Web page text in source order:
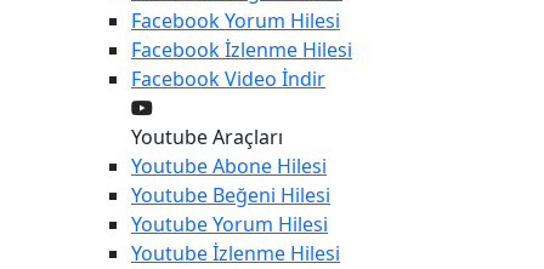
FacebookYorum Hilesi
Facebookİzlenme Hilesi
FacebookVideo İndir
Youtube Araçları
YoutubeAbone Hilesi
Youtube Beğeni Hilesi
YoutubeYorum Hilesi
Youtubeİzlenme Hilesi